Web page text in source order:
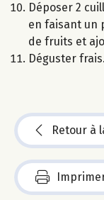
Déposer 2
en faisant un
de fruits et
Déguster frais.
Retour à